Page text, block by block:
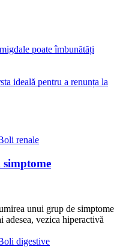
poate îmbunătăți
ideală pentru a renunța la
renale
simptome
unui grup de simptome
adesea, vezica hiperactivă
digestive